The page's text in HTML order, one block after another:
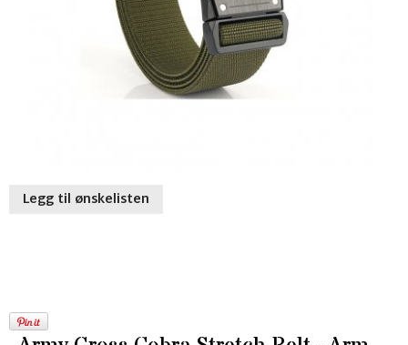
Legg til ønskelisten